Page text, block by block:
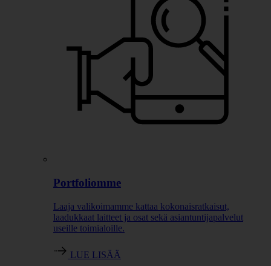
Portfoliomme
Laaja valikoimamme kattaa kokonaisratkaisut,
laadukkaat laitteet ja osat sekä asiantuntijapalvelut
useille toimialoille.
LUE LISÄÄ